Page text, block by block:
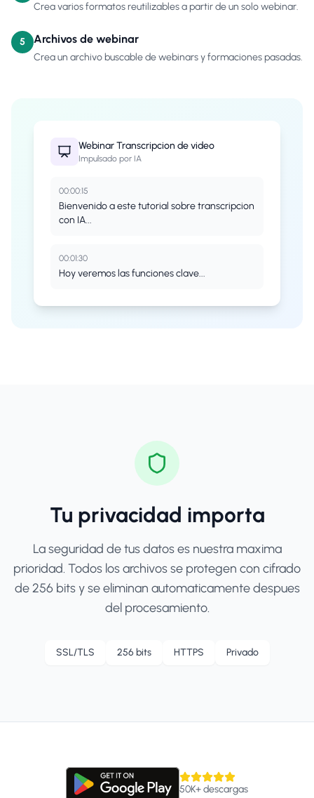
Crea varios formatos reutilizables a partir de un solo webinar.
5 Archivos de webinar
Crea un archivo buscable de webinars y formaciones pasadas.
WebinarTranscripcion de video
Impulsado por IA
00:00:15
Bienvenido a este tutorial sobre transcripcion
con IA...
00:01:30
Hoy veremos las funciones clave...
Tu privacidad importa
La seguridad de tus datos es nuestra maxima
prioridad. Todos los archivos se protegen con cifrado
de 256 bits y se eliminan automaticamente despues
del procesamiento.
SSL/TLS 256 bits HTTPS Privado
50K+descargas